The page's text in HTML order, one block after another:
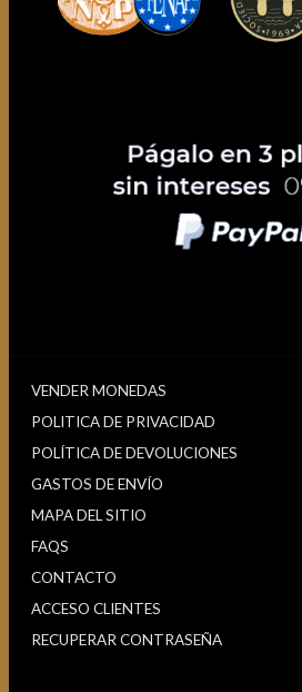
VENDER MONEDAS
POLITICA DE PRIVACIDAD
POLÍTICA DE DEVOLUCIONES
GASTOS DE ENVÍO
MAPA DEL SITIO
FAQS
CONTACTO
ACCESO CLIENTES
RECUPERAR CONTRASEÑA